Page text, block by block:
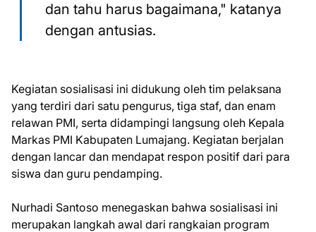
dan tahu harus bagaimana," katanya
dengan antusias.
Kegiatan sosialisasi ini didukung oleh tim pelaksana
yang terdiri dari satu pengurus, tiga staf, dan enam
relawan PMI, serta didampingi langsung oleh Kepala
Markas PMI Kabupaten Lumajang. Kegiatan berjalan
dengan lancar dan mendapat respon positif dari para
siswa dan guru pendamping.
Nurhadi Santoso menegaskan bahwa sosialisasi ini
merupakan langkah awal dari rangkaian program